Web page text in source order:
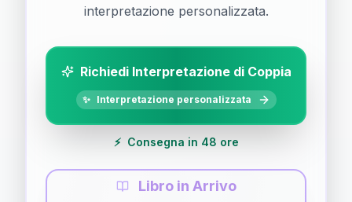
interpretazione personalizzata.
Richiedi Interpretazione di Coppia
✨ Interpretazione personalizzata
⚡ Consegna in 48 ore
Libro in Arrivo